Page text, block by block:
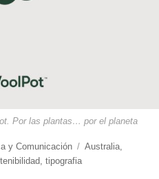
Por las plantas… por el planeta
redaccion/
y Comunicación Etiquetas
Australia
,tipografia